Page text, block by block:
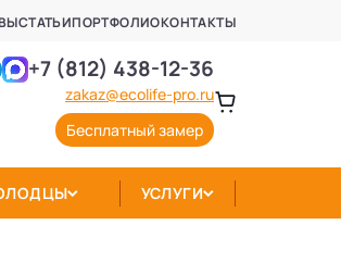
СТАТЬИПОРТФОЛИОКОНТАКТЫ
+7 (812) 438-12-36
zakaz@ecolife-pro.ru
Бесплатный замер
УСЛУГИ